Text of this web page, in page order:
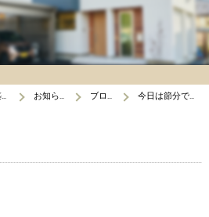
長野市の注文住宅はHOPE建築工房 お知らせ ブログ 今日は節分ですね